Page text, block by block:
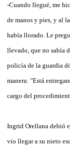
-Cuando llegué, me
de manos y pies, y al
había llorado. Le
llevado, que no sabía
policía de la guardia
manera: "Está
cargo del
Ingrid Orellana debió
vio llegar a su nieto